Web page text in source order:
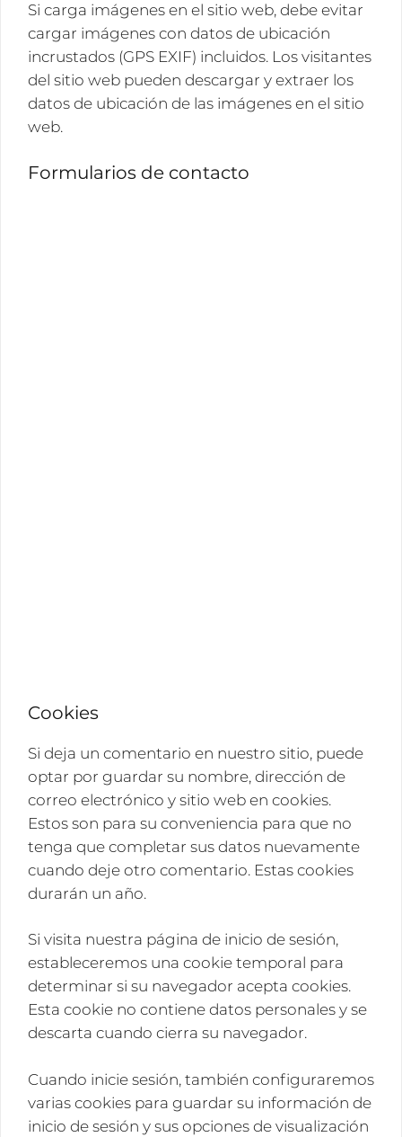
Si carga imágenes en el sitio web, debe evitar
cargar imágenes con datos de ubicación
incrustados (GPS EXIF) incluidos. Los visitantes
del sitio web pueden descargar y extraer los
datos de ubicación de las imágenes en el sitio
web.
Formularios de contacto
Cookies
Si deja un comentario en nuestro sitio, puede
optar por guardar su nombre, dirección de
correo electrónico y sitio web en cookies.
Estos son para su conveniencia para que no
tenga que completar sus datos nuevamente
cuando deje otro comentario. Estas cookies
durarán un año.
Si visita nuestra página de inicio de sesión,
estableceremos una cookie temporal para
determinar si su navegador acepta cookies.
Esta cookie no contiene datos personales y se
descarta cuando cierra su navegador.
Cuando inicie sesión, también configuraremos
varias cookies para guardar su información de
inicio de sesión y sus opciones de visualización